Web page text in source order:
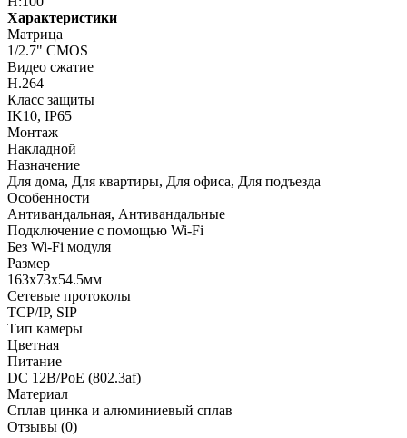
Характеристики
Матрица
1/2.7" CMOS
Видео сжатие
H.264
Класс защиты
IK10, IP65
Монтаж
Накладной
Назначение
Для дома, Для квартиры, Для офиса, Для подъезда
Особенности
Антивандальная, Антивандальные
Подключение с помощью Wi-Fi
Без Wi-Fi модуля
Размер
163х73х54.5мм
Сетевые протоколы
TCP/IP, SIP
Тип камеры
Цветная
Питание
DC 12В/PoE (802.3af)
Материал
Сплав цинка и алюминиевый сплав
Отзывы (0)